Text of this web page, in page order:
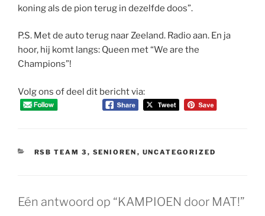
koning als de pion terug in dezelfde doos”.
P.S. Met de auto terug naar Zeeland. Radio aan. En ja
hoor, hij komt langs: Queen met “We are the
Champions”!
Volg ons of deel dit bericht via:
CATEGORIEËN
RSB TEAM 3 , SENIOREN , UNCATEGORIZED
Eén antwoord op “KAMPIOEN door MAT!”